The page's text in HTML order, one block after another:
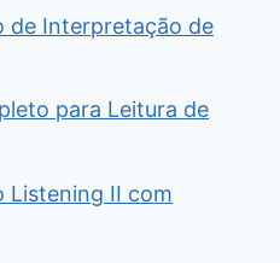
de Interpretação de
para Leitura de
Listening II com